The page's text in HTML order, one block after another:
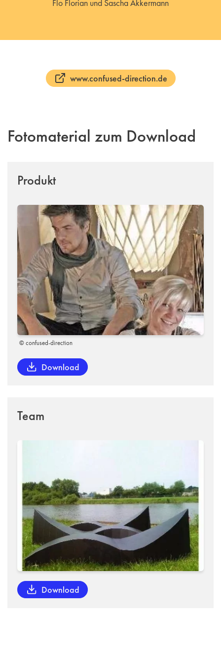
Flo Florian und Sascha Akkermann
www.confused-direction.de
Fotomaterial zum Download
Produkt
© confused-direction
Download
Team
Download